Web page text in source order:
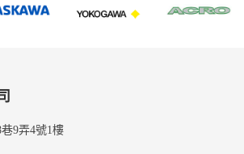
9弄4號1樓